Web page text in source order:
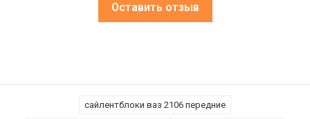
Оставить отзыв
сайлентблоки ваз 2106 передние